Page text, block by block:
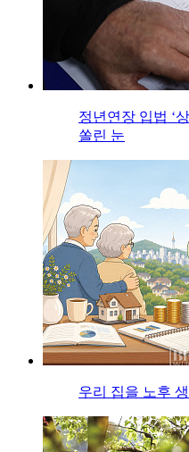
정년연장 입법 ‘
쏠린 눈
우리 집을 노후